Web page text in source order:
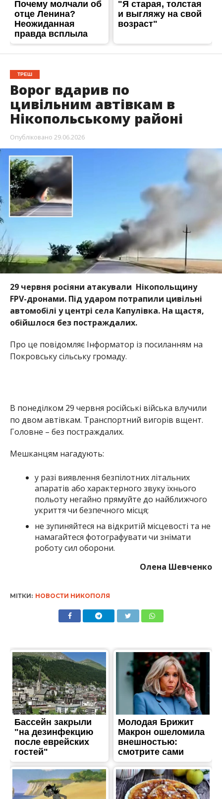
ТРЕШ
Ворог вдарив по
цивільним автівкам в
Нікопольському районі
Опубліковано 29.06.2026
29 червня росіяни атакували Нікопольщину
FPV-дронами. Під ударом потрапили цивільні
автомобілі у центрі села Капулівка. На щастя,
обійшлося без постраждалих.
Про це повідомляє Інформатор із посиланням на
Покровську сільську громаду.
В понеділком 29 червня російські війська влучили
по двом автівкам. Транспортний вигорів вщент.
Головне – без постраждалих.
Мешканцям нагадують:
у разі виявлення безпілотних літальних
апаратів або характерного звуку їхнього
польоту негайно прямуйте до найближчого
укриття чи безпечного місця;
не зупиняйтеся на відкритій місцевості та не
намагайтеся фотографувати чи знімати
роботу сил оборони.
Олена Шевченко
МІТКИ: НОВОСТИ НИКОПОЛЯ